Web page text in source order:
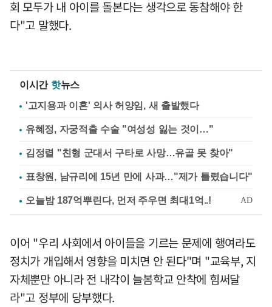
회 모두가 내 아이를 돌본다는 생각으로 동참해야 한
다"고 말했다.
이시간 핫뉴스
'고지용과 이혼' 의사 허양임, 새 출발했다
유혜정, 자궁적출 수술 "여성성 잃는 것이…"
김정렬 "친형 군대서 구타로 사망…유골 못 찾아"
표창원, 남규리에 15년 만에 사과…"제가 틀렸습니다"
이어 "우리 사회에서 아이들을 기르는 문제에 행여라도
정치가 개입해서 영향을 미치면 안 된다"며 "교육부, 지
자체뿐만 아니라 전 내각이 늘봄학교 안착에 힘써달
라"고 정부에 당부했다.